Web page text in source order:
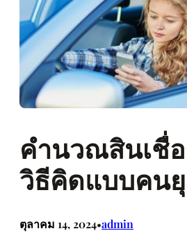
คำนวณสินเชื่
วิธีคิดแบบคน
ตุลาคม 14, 2024•admin